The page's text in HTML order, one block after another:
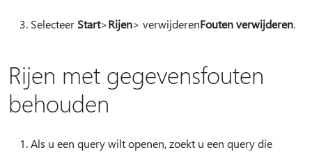
Selecteer Start>Rijen> verwijderenFouten verwijderen.
Rijen met gegevensfouten
behouden
Als u een query wilt openen, zoekt u een query die